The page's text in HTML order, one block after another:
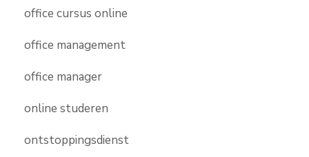
office cursus online
office management
office manager
online studeren
ontstoppingsdienst